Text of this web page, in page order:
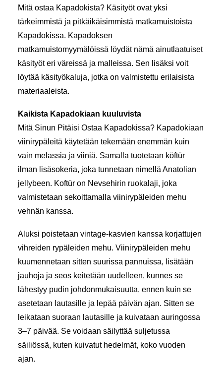
Mitä ostaa Kapadokista? Käsityöt ovat yksi
tärkeimmistä ja pitkäikäisimmistä matkamuistoista
Kapadokissa. Kapadoksen
matkamuistomyymälöissä löydät nämä ainutlaatuiset
käsityöt eri väreissä ja malleissa. Sen lisäksi voit
löytää käsityökaluja, jotka on valmistettu erilaisista
materiaaleista.
Kaikista Kapadokiaan kuuluvista
Mitä Sinun Pitäisi Ostaa Kapadokissa? Kapadokiaan
viinirypäleitä käytetään tekemään enemmän kuin
vain melassia ja viiniä. Samalla tuotetaan köftür
ilman lisäsokeria, joka tunnetaan nimellä Anatolian
jellybeen. Koftür on Nevsehirin ruokalaji, joka
valmistetaan sekoittamalla viinirypäleiden mehu
vehnän kanssa.
Aluksi poistetaan vintage-kasvien kanssa korjattujen
vihreiden rypäleiden mehu. Viinirypäleiden mehu
kuumennetaan sitten suurissa pannuissa, lisätään
jauhoja ja seos keitetään uudelleen, kunnes se
lähestyy pudin johdonmukaisuutta, ennen kuin se
asetetaan lautasille ja lepää päivän ajan. Sitten se
leikataan suoraan lautasille ja kuivataan auringossa
3–7 päivää. Se voidaan säilyttää suljetussa
säiliössä, kuten kuivatut hedelmät, koko vuoden
ajan.